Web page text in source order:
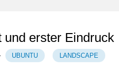
und erster Eindruck
· UBUNTU LANDSCAPE